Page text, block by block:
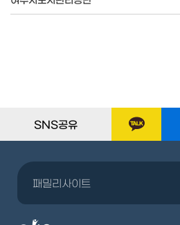
SNS공유
패밀리사이트